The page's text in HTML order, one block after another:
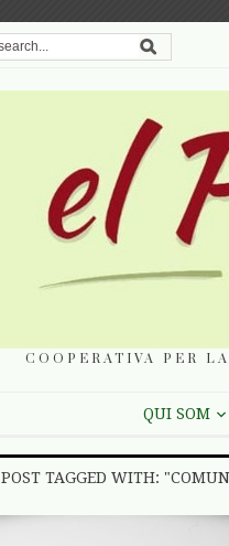
COOPERATIVA PER
QUI SOM
POST TAGGED WITH: